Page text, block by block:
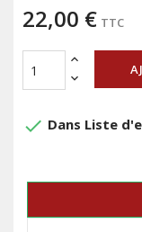
22,00 € TTC
done Dans Liste